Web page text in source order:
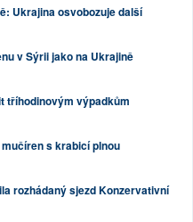
Ukrajina osvobozuje další
v Sýrii jako na Ukrajině
tříhodinovým výpadkům
s krabicí plnou
rozhádaný sjezd Konzervativní